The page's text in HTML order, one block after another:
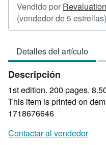
Vendido por
(vendedor de 5 estrellas)
Detalles del artículo
Descripción
1st edition. 200 pages.
This item is printed on
1718676646
Contactar al vendedor